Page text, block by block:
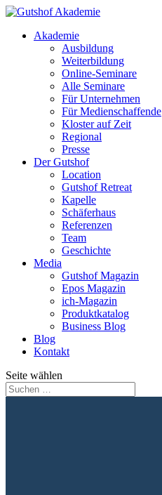
Akademie
Ausbildung
Weiterbildung
Online-Seminare
Alle Seminare
Für Unternehmen
Für Medienschaffende
Kloster auf Zeit
Regional
Presse
Der Gutshof
Location
Gutshof Retreat
Kapelle
Schäferhaus
Referenzen
Team
Geschichte
Media
Gutshof Magazin
Epos Magazin
ich-Magazin
Produktkatalog
Business Blog
Blog
Kontakt
Seite wählen